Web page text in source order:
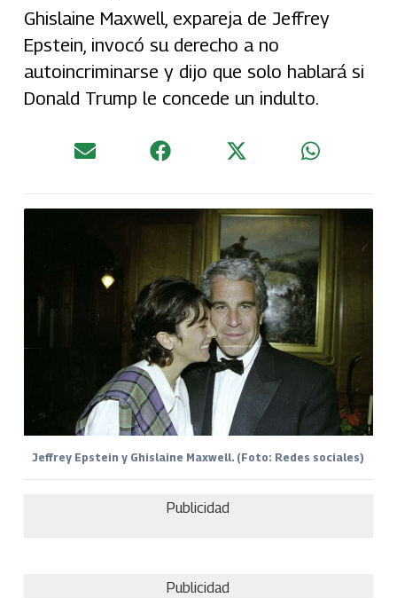
Ghislaine Maxwell, expareja de Jeffrey
Epstein, invocó su derecho a no
autoincriminarse y dijo que solo hablará si
Donald Trump le concede un indulto.
Jeffrey Epstein y Ghislaine Maxwell. (Foto: Redes sociales)
Publicidad
Publicidad